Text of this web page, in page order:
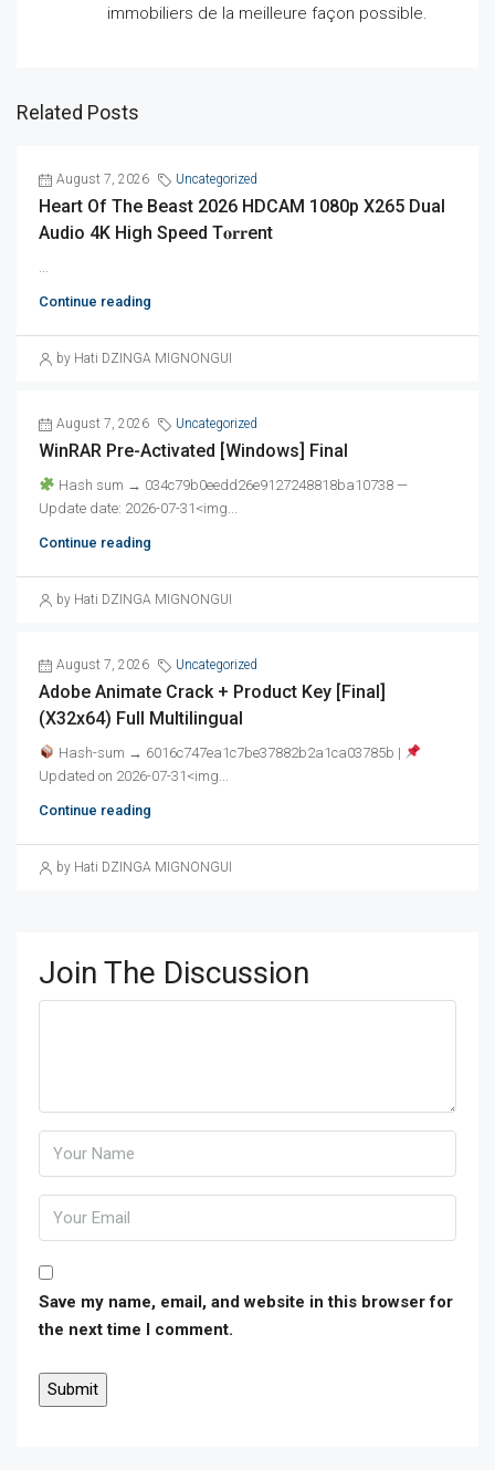
immobiliers de la meilleure façon possible.
Related Posts
August 7, 2026 Uncategorized
Heart Of The Beast 2026 HDCAM 1080p X265 Dual
Audio 4K High Speed T𝐨𝐫𝐫ent
...
Continue reading
by Hati DZINGA MIGNONGUI
August 7, 2026 Uncategorized
WinRAR Pre-Activated [Windows] Final
Hash sum → 034c79b0eedd26e9127248818ba10738 —
Update date: 2026-07-31<img...
Continue reading
by Hati DZINGA MIGNONGUI
August 7, 2026 Uncategorized
Adobe Animate Crack + Product Key [Final]
(x32x64) Full Multilingual
Hash-sum → 6016c747ea1c7be37882b2a1ca03785b |
Updated on 2026-07-31<img...
Continue reading
by Hati DZINGA MIGNONGUI
Join The Discussion
Save my name, email, and website in this browser for
the next time I comment.